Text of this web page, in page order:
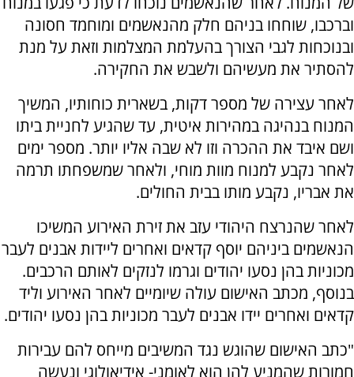
וברכבו, שוחחו בניהם חלק מהנאשמים ומוחמד חסונה
ובנוכחות לגבי הצורך בהעלמת המצלמות וזאת על מנת
להסתיר את מעשיהם ולשבש את החקירה.
לאחר עצירה של מספר דקות, בשארית כוחותיו, המשיך
המנוח בנהיגה במהירות איטית, עד שהגיע לחניית ביתו
ושם איבד את ההכרה וזו לא שבה אליו יותר. מספר ימים
לאחר נקבע למנוח מוות מוחי, ולאחר שמשפחתו תרמה
את אבריו, נקבע מותו בבית החולים.
לאחר שהנרצח היהודי עזב את זירת האירוע המשיכו
הנאשמים ביניהם יוסף קדאים ואחרים ליידות אבנים לעבר
מכוניות בהן נסעו יהודים וגרמו לנזקים לאותם הרכבים.
בנוסף, מכתב האישום עולה שיומיים לאחר האירוע וליד
קדאים ואחרים יידו אבנים לעבר מכוניות בהן נסעו יהודים.
"כתב האישום שהוגש נגד המשיבים מייחס להם עבירות
חמורות שהמניע להן הוא לאומני- אידיאולוגי ונעשה